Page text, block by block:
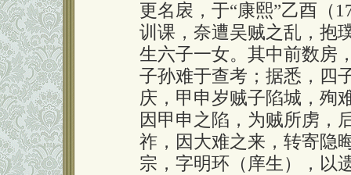
更名扆，于“康熙”乙酉（
训课，奈遭吴贼之乱，抱
生六子一女。其中前数房
子孙难于查考；据悉，四
庆，甲申岁贼子陷城，殉
因甲申之陷，为贼所虏，
祚，因大难之来，转寄隐
宗，字明环（庠生），以